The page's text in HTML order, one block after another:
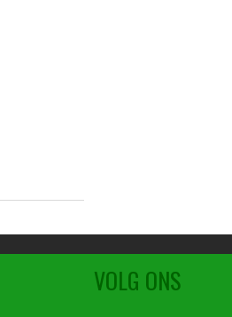
VOLG ONS